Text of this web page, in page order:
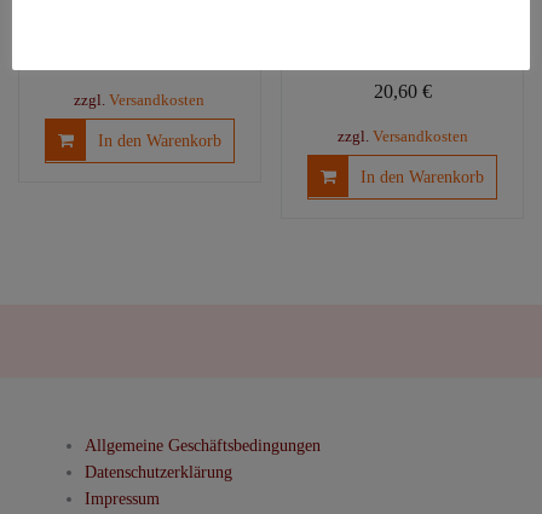
zzgl.Versandkosten
In den Warenkorb
20,60 €
zzgl. Versandkosten
In den Warenkorb
Allgemeine Geschäftsbedingungen
Datenschutzerklärung
Impressum